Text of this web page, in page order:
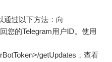
通过以下方法：向
您的Telegram用户ID。使用
getUpdates，查看